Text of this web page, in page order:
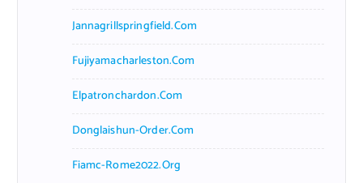
Jannagrillspringfield.com
Fujiyamacharleston.com
Elpatronchardon.com
Donglaishun-Order.com
Fiamc-Rome2022.org